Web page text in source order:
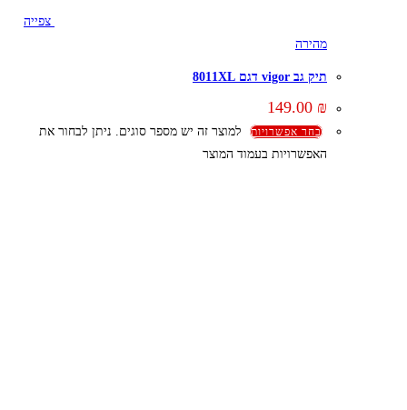
צפייה
מהירה
תיק גב vigor דגם 8011XL
149.00 ₪
בחר אפשרויות
למוצר זה יש מספר סוגים. ניתן לבחור את
האפשרויות בעמוד המוצר